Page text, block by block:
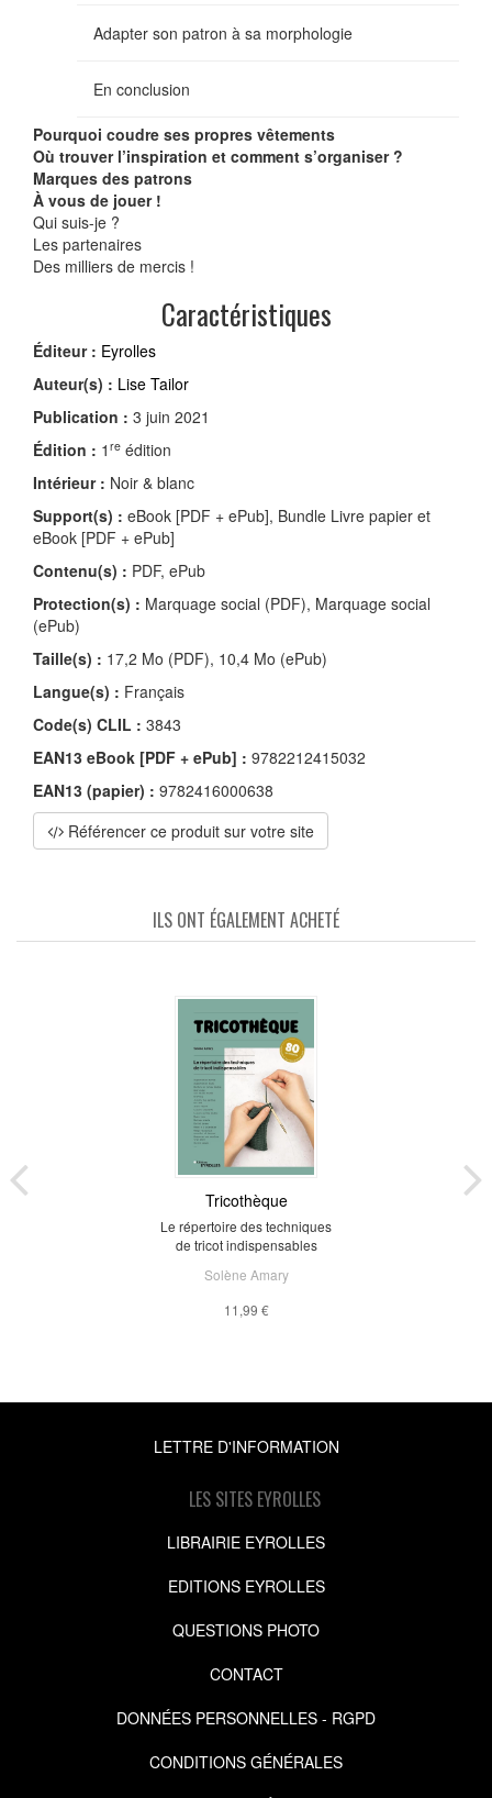
Adapter son patron à sa morphologie
En conclusion
Pourquoi coudre ses propres vêtements
Où trouver l’inspiration et comment s’organiser ?
Marques des patrons
À vous de jouer !
Qui suis-je ?
Les partenaires
Des milliers de mercis !
Caractéristiques
Éditeur : Eyrolles
Auteur(s) : Lise Tailor
Publication : 3 juin 2021
Édition : 1 re édition
Intérieur : Noir & blanc
Support(s) : eBook [PDF + ePub], Bundle Livre papier et
eBook [PDF + ePub]
Contenu(s) : PDF, ePub
Protection(s) : Marquage social (PDF), Marquage social
(ePub)
Taille(s) : 17,2 Mo (PDF), 10,4 Mo (ePub)
Langue(s) : Français
Code(s) CLIL : 3843
EAN13 eBook [PDF + ePub] : 9782212415032
EAN13 (papier) : 9782416000638
Référencer ce produit sur votre site
ILS ONT ÉGALEMENT ACHETÉ
Tricothèque
Le répertoire des techniques
de tricot indispensables
Solène Amary
11,99 €
LETTRE D'INFORMATION
LES SITES EYROLLES
LIBRAIRIE EYROLLES
EDITIONS EYROLLES
QUESTIONS PHOTO
CONTACT
DONNÉES PERSONNELLES - RGPD
CONDITIONS GÉNÉRALES